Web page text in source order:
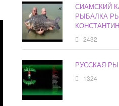
СИАМСКИЙ
РЫБАЛКА
2432
РУССКАЯ
1324